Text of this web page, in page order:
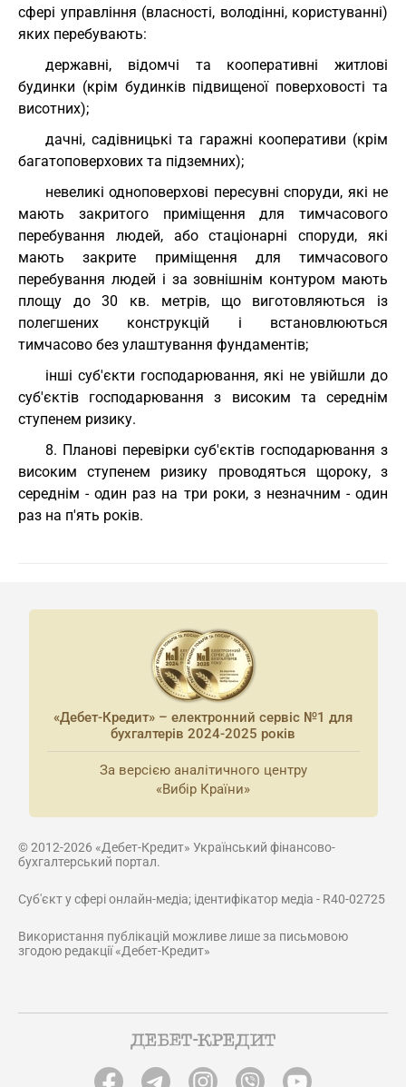
сфері управління (власності, володінні, користуванні)
яких перебувають:
державні, відомчі та кооперативні житлові
будинки (крім будинків підвищеної поверховості та
висотних);
дачні, садівницькі та гаражні кооперативи (крім
багатоповерхових та підземних);
невеликі одноповерхові пересувні споруди, які не
мають закритого приміщення для тимчасового
перебування людей, або стаціонарні споруди, які
мають закрите приміщення для тимчасового
перебування людей і за зовнішнім контуром мають
площу до 30 кв. метрів, що виготовляються із
полегшених конструкцій і встановлюються
тимчасово без улаштування фундаментів;
інші суб'єкти господарювання, які не увійшли до
суб'єктів господарювання з високим та середнім
ступенем ризику.
8. Планові перевірки суб'єктів господарювання з
високим ступенем ризику проводяться щороку, з
середнім - один раз на три роки, з незначним - один
раз на п'ять років.
«Дебет-Кредит» – електронний сервіс №1 для
бухгалтерів 2024-2025 років
За версією аналітичного центру
«Вибір Країни»
© 2012-2026 «Дебет-Кредит» Український фінансово-
бухгалтерський портал.
Суб'єкт у сфері онлайн-медіа; ідентифікатор медіа - R40-02725
Використання публікацій можливе лише за письмовою
згодою редакції «Дебет-Кредит»